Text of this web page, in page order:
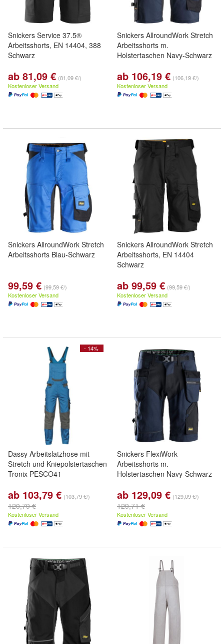
Snickers Service 37.5®
Arbeitsshorts, EN 14404, 388
Schwarz
ab 81,09 € (81,09 €/)
Kostenloser Versand
Snickers AllroundWork Stretch
Arbeitsshorts m.
Holstertaschen Navy-Schwarz
ab 106,19 € (106,19 €/)
Kostenloser Versand
Snickers AllroundWork Stretch
Arbeitsshorts Blau-Schwarz
99,59 € (99,59 €/)
Kostenloser Versand
Snickers AllroundWork Stretch
Arbeitsshorts, EN 14404
Schwarz
ab 99,59 € (99,59 €/)
Kostenloser Versand
- 14%
Dassy Arbeitslatzhose mit
Stretch und Kniepolstertaschen
Tronix PESCO41
ab 103,79 € (103,79 €/)
120,79 €
Kostenloser Versand
Snickers FlexiWork
Arbeitsshorts m.
Holstertaschen Navy-Schwarz
ab 129,09 € (129,09 €/)
129,71 €
Kostenloser Versand